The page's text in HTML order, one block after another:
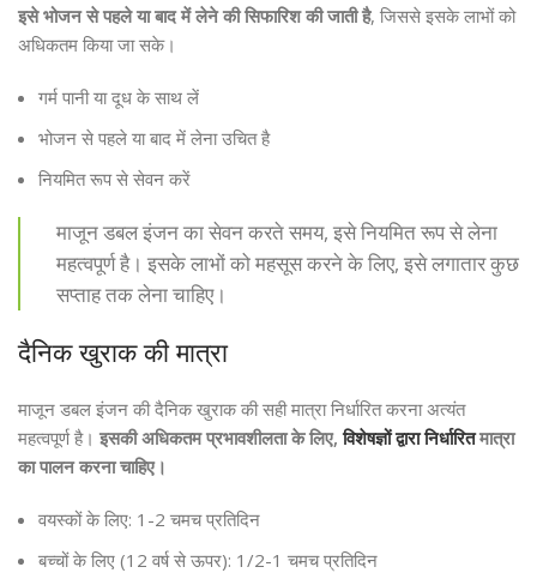
इसे भोजन से पहले या बाद में लेने की सिफारिश की जाती है, जिससे इसके लाभों को
अधिकतम किया जा सके।
गर्म पानी या दूध के साथ लें
भोजन से पहले या बाद में लेना उचित है
नियमित रूप से सेवन करें
माजून डबल इंजन का सेवन करते समय, इसे नियमित रूप से लेना
महत्वपूर्ण है। इसके लाभों को महसूस करने के लिए, इसे लगातार कुछ
सप्ताह तक लेना चाहिए।
दैनिक खुराक की मात्रा
माजून डबल इंजन की दैनिक खुराक की सही मात्रा निर्धारित करना अत्यंत
महत्वपूर्ण है। इसकी अधिकतम प्रभावशीलता के लिए,विशेषज्ञों द्वारा निर्धारितमात्रा
का पालन करना चाहिए।
वयस्कों के लिए: 1-2 चमच प्रतिदिन
बच्चों के लिए (12 वर्ष से ऊपर): 1/2-1 चमच प्रतिदिन